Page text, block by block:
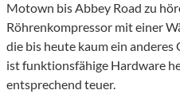
Motown bis Abbey Road zu
Röhrenkompressor mit einer
die bis heute kaum ein
ist funktionsfähige Hardware
entsprechend teuer.